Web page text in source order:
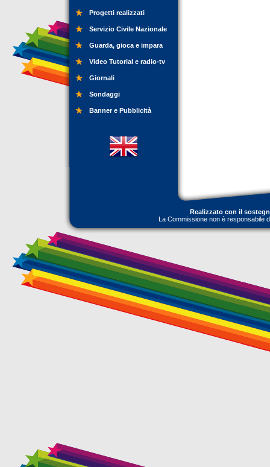
Progetti realizzati
Servizio Civile Nazionale
Guarda, gioca e impara
Video Tutorial e radio-tv
Giornali
Sondaggi
Banner e Pubblicità
Realizzato con il
La Commissione non è responsabile